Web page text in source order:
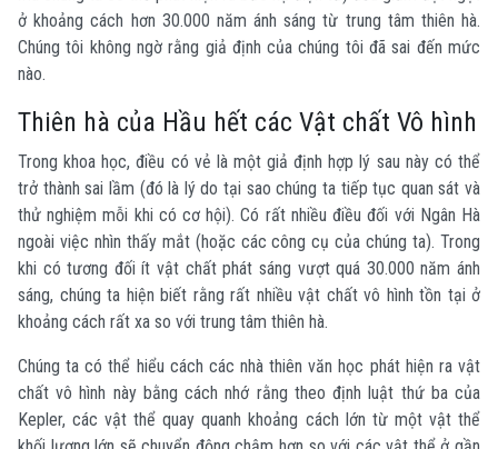
ở khoảng cách hơn 30.000 năm ánh sáng từ trung tâm thiên hà.
Chúng tôi không ngờ rằng giả định của chúng tôi đã sai đến mức
nào.
Thiên hà của Hầu hết các Vật chất Vô hình
Trong khoa học, điều có vẻ là một giả định hợp lý sau này có thể
trở thành sai lầm (đó là lý do tại sao chúng ta tiếp tục quan sát và
thử nghiệm mỗi khi có cơ hội). Có rất nhiều điều đối với Ngân Hà
ngoài việc nhìn thấy mắt (hoặc các công cụ của chúng ta). Trong
khi có tương đối ít vật chất phát sáng vượt quá 30.000 năm ánh
sáng, chúng ta hiện biết rằng rất nhiều vật chất vô hình tồn tại ở
khoảng cách rất xa so với trung tâm thiên hà.
Chúng ta có thể hiểu cách các nhà thiên văn học phát hiện ra vật
chất vô hình này bằng cách nhớ rằng theo định luật thứ ba của
Kepler, các vật thể quay quanh khoảng cách lớn từ một vật thể